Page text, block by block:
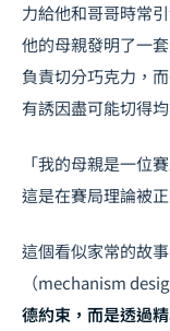
力給他和哥哥時常
他的母親發明了一
負責切分巧克力，
有誘因盡可能切得
「我的母親是一位
這是在賽局理論被正
這個看似家常的故
（mechanism
德約束，而是透過